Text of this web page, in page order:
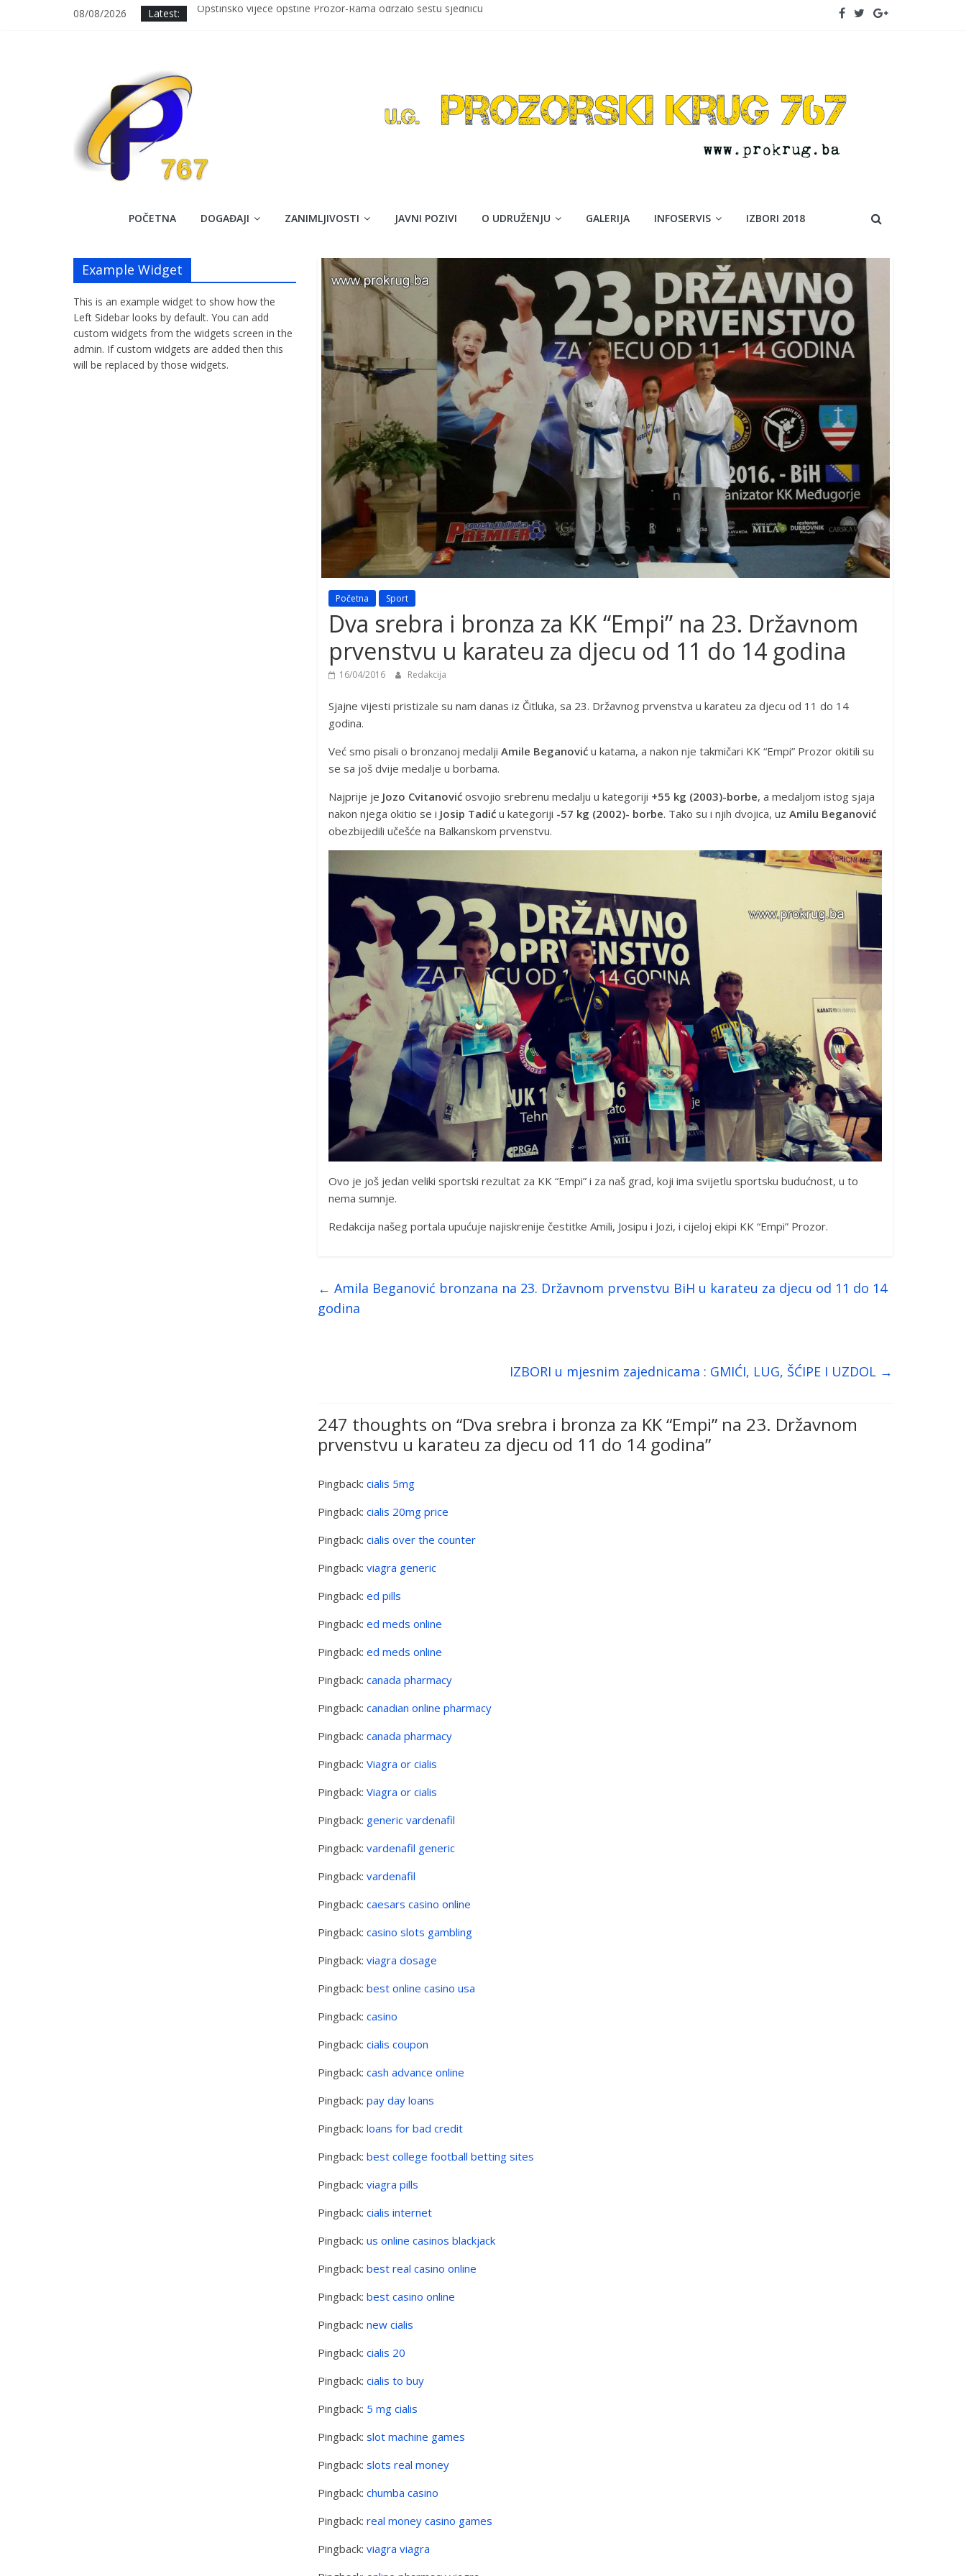
08/08/2026 Latest:
Opštinsko vijeće opštine Prozor-Rama održalo šestu sjednicu
Prozorski
Krug
767
Službena
web
stranica
POČETNA DOGAĐAJI ZANIMLJIVOSTI JAVNI POZIVI O UDRUŽENJU GALERIJA INFOSERVIS IZBORI 2018
Početna Sport
Dva srebra i bronza za KK “Empi” na 23. Državnom
prvenstvu u karateu za djecu od 11 do 14 godina
16/04/2016 Redakcija
Sjajne vijesti pristizale su nam danas iz Čitluka, sa 23. Državnog prvenstva u karateu za djecu od 11 do 14
godina.
Već smo pisali o bronzanoj medalji Amile Beganović u katama, a nakon nje takmičari KK “Empi” Prozor okitili su
se sa još dvije medalje u borbama.
Najprije je Jozo Cvitanović osvojio srebrenu medalju u kategoriji +55 kg (2003)-borbe, a medaljom istog sjaja
nakon njega okitio se i Josip Tadić u kategoriji -57 kg (2002)- borbe. Tako su i njih dvojica, uz Amilu Beganović
obezbijedili učešće na Balkanskom prvenstvu.
Ovo je još jedan veliki sportski rezultat za KK “Empi” i za naš grad, koji ima svijetlu sportsku budućnost, u to
nema sumnje.
Redakcija našeg portala upućuje najiskrenije čestitke Amili, Josipu i Jozi, i cijeloj ekipi KK “Empi” Prozor.
← Amila Beganović bronzana na 23. Državnom prvenstvu BiH u karateu za djecu od 11 do 14
godina
IZBORI u mjesnim zajednicama : GMIĆI, LUG, ŠĆIPE I UZDOL →
247 thoughts on “Dva srebra i bronza za KK “Empi” na 23. Državnom
prvenstvu u karateu za djecu od 11 do 14 godina”
Pingback: cialis 5mg
Pingback: cialis 20mg price
Pingback: cialis over the counter
Pingback: viagra generic
Pingback: ed pills
Pingback: ed meds online
Pingback: ed meds online
Pingback: canada pharmacy
Pingback: canadian online pharmacy
Pingback: canada pharmacy
Pingback: Viagra or cialis
Pingback: Viagra or cialis
Pingback: generic vardenafil
Pingback: vardenafil generic
Pingback: vardenafil
Pingback: caesars casino online
Pingback: casino slots gambling
Pingback: viagra dosage
Pingback: best online casino usa
Pingback: casino
Pingback: cialis coupon
Pingback: cash advance online
Pingback: pay day loans
Pingback: loans for bad credit
Pingback: best college football betting sites
Pingback: viagra pills
Pingback: cialis internet
Pingback: us online casinos blackjack
Pingback: best real casino online
Pingback: best casino online
Pingback: new cialis
Pingback: cialis 20
Pingback: cialis to buy
Pingback: 5 mg cialis
Pingback: slot machine games
Pingback: slots real money
Pingback: chumba casino
Pingback: real money casino games
Pingback: viagra viagra
Example Widget
This is an example widget to show how the
Left Sidebar looks by default. You can add
custom widgets from the widgets screen in the
admin. If custom widgets are added then this
will be replaced by those widgets.